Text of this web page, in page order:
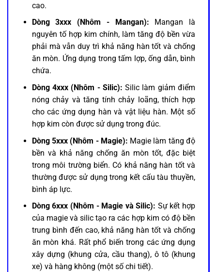
cao.
Dòng 3xxx (Nhôm - Mangan): Mangan là
nguyên tố hợp kim chính, làm tăng độ bền vừa
phải mà vẫn duy trì khả năng hàn tốt và chống
ăn mòn. Ứng dụng trong tấm lợp, ống dẫn, bình
chứa.
Dòng 4xxx (Nhôm - Silic): Silic làm giảm điểm
nóng chảy và tăng tính chảy loãng, thích hợp
cho các ứng dụng hàn và vật liệu hàn. Một số
hợp kim còn được sử dụng trong đúc.
Dòng 5xxx (Nhôm - Magie): Magie làm tăng độ
bền và khả năng chống ăn mòn tốt, đặc biệt
trong môi trường biển. Có khả năng hàn tốt và
thường được sử dụng trong kết cấu tàu thuyền,
bình áp lực.
Dòng 6xxx (Nhôm - Magie và Silic): Sự kết hợp
của magie và silic tạo ra các hợp kim có độ bền
trung bình đến cao, khả năng hàn tốt và chống
ăn mòn khá. Rất phổ biến trong các ứng dụng
xây dựng (khung cửa, cầu thang), ô tô (khung
xe) và hàng không (một số chi tiết).